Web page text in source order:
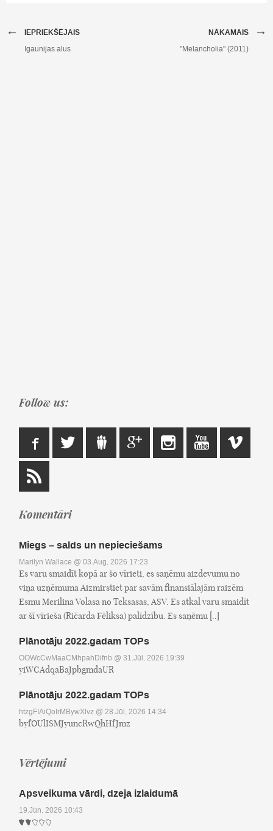
IEPRIEKŠĒJAIS
←
Igaunijas alus
NĀKAMAIS →
"Melancholia" (2011)
Follow us:
Komentāri
Miegs – salds un nepieciešams
Marilyn Wallace @ 03.Aug, 2026 17:23
Es varu smaidīt kopā ar šo vīrieti, es saņēmu aizdevumu no
viņa uzņēmuma Aizmirstiet par savām finansiālajām raizēm
Esmu Merilina Volasa no Teksasas, ASV. Es atkal varu smaidīt
ar šī vīrieša (Ričarda Fēliksa) palīdzību. Es saņēmu [..]
Plānotāju 2022.gadam TOPs
OOWcCwMaaCMhpahDifnb @ 31.Jūl, 2026 19:39
yiWCAdqaBaJpbgmdaUR
Plānotāju 2022.gadam TOPs
htzgFIAiQoIrMBywXlvz @ 28.Jūl, 2026 14:34
byfOUlISMJyuncRwQhHfJmz
Vērtējumi
Apsveikuma vārdi, dzeja izlaidumā
19.Jūn, 2026 10:43